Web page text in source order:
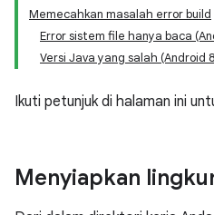
Memecahkan masalah error build
Error sistem file hanya baca
Versi Java yang salah (Android
Ikuti petunjuk di halaman ini
Menyiapkan